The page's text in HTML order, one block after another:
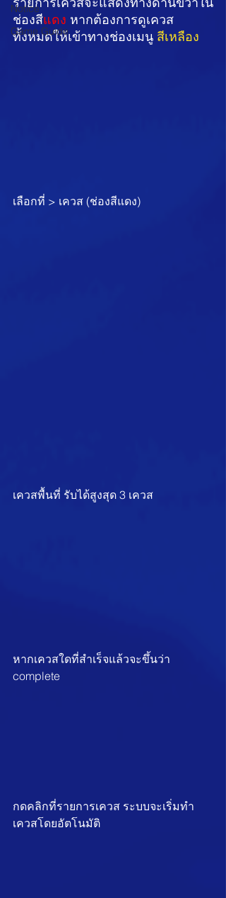
Notice
Game Guide
ช่องสีแดง หากต้องการดูเควส
ทั้งหมดให้เข้าทางช่องเมนู สีเหลือง
เลือกที่ > เควส (ช่องสีแดง)
เควสพื้นที่ รับได้สูงสุด 3 เควส
หากเควสใดที่สำเร็จแล้วจะขึ้นว่า
complete
กดคลิกที่รายการเควส ระบบจะเริ่มทำ
เควสโดยอัตโนมัติ